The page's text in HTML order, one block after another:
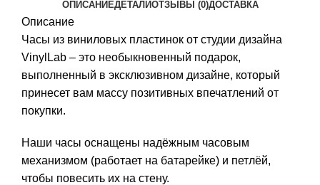
ОПИСАНИЕДЕТАЛИОТЗЫВЫ (0)ДОСТАВКА
Описание
Часы из виниловых пластинок от студии дизайна
VinylLab – это необыкновенный подарок,
выполненный в эксклюзивном дизайне, который
принесет вам массу позитивных впечатлений от
покупки.
Наши часы оснащены надёжным часовым
механизмом (работает на батарейке) и петлёй,
чтобы повесить их на стену.